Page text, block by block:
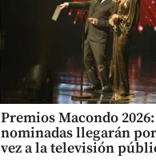
Premios Macondo
nominadas llegarán
vez a la televisión